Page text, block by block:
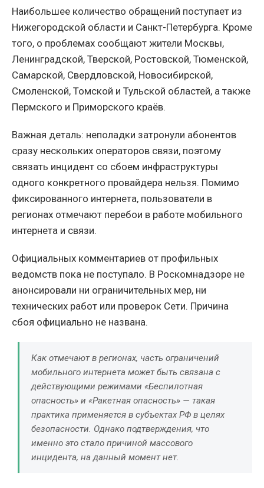
Наибольшее количество обращений поступает из
Нижегородской области и Санкт-Петербурга. Кроме
того, о проблемах сообщают жители Москвы,
Ленинградской, Тверской, Ростовской, Тюменской,
Самарской, Свердловской, Новосибирской,
Смоленской, Томской и Тульской областей, а также
Пермского и Приморского краёв.
Важная деталь: неполадки затронули абонентов
сразу нескольких операторов связи, поэтому
связать инцидент со сбоем инфраструктуры
одного конкретного провайдера нельзя. Помимо
фиксированного интернета, пользователи в
регионах отмечают перебои в работе мобильного
интернета и связи.
Официальных комментариев от профильных
ведомств пока не поступало. В Роскомнадзоре не
анонсировали ни ограничительных мер, ни
технических работ или проверок Сети. Причина
сбоя официально не названа.
Как отмечают в регионах, часть ограничений
мобильного интернета может быть связана с
действующими режимами «Беспилотная
опасность» и «Ракетная опасность» — такая
практика применяется в субъектах РФ в целях
безопасности. Однако подтверждения, что
именно это стало причиной массового
инцидента, на данный момент нет.